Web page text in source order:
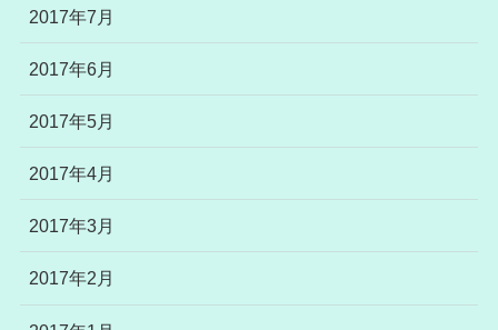
2017年7月
2017年6月
2017年5月
2017年4月
2017年3月
2017年2月